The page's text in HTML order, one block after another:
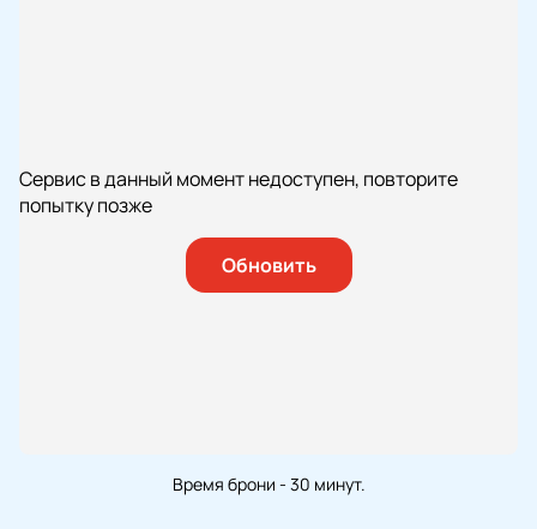
Сервис в данный момент недоступен, повторите
попытку позже
Обновить
Время брони - 30 минут.